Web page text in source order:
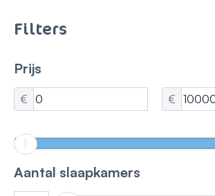
Filters
Prijs
€ €
Aantal slaapkamers